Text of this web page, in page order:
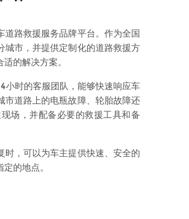
道路救援服务品牌平台。作为全国
城市，并提供定制化的道路救援方
的解决方案。
小时的客服团队，能够快速响应车
市道路上的电瓶故障、轮胎故障还
场，并配备必要的救援工具和备
时，可以为车主提供快速、安全的
的地点。